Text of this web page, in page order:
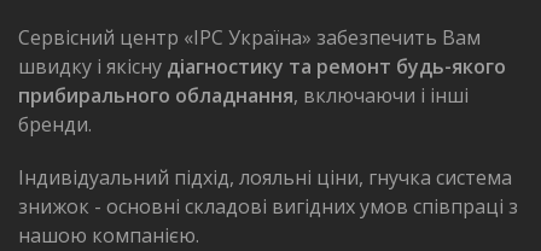
Сервісний центр «IPC Україна» забезпечить Вам
швидку і якісну діагностику та ремонт будь-якого
прибирального обладнання, включаючи і інші
бренди.
Індивідуальний підхід, лояльні ціни, гнучка система
знижок - основні складові вигідних умов співпраці з
нашою компанією.